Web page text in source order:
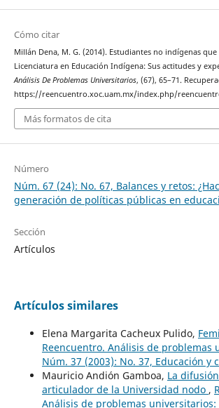
Cómo citar
Millán Dena, M. G. (2014). Estudiantes no indígenas
Licenciatura en Educación Indígena: Sus actitudes y
Análisis De Problemas Universitarios, (67), 65–71.
https://reencuentro.xoc.uam.mx/index.php/
Más formatos de cita
Número
Núm. 67 (24): No. 67, Balances y retos:
generación de políticas públicas en
Sección
Artículos
Artículos similares
Elena Margarita Cacheux Pulido,
Reencuentro. Análisis de problemas
Núm. 37 (2003): No. 37, Educación y
Mauricio Andión Gamboa, La
articulador de la Universidad nodo ,
Análisis de problemas universitarios: